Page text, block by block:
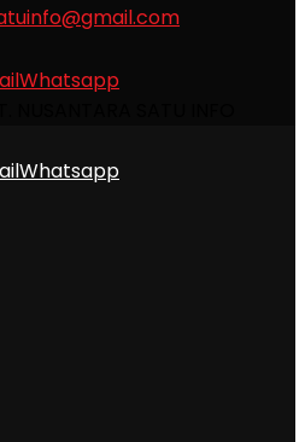
Whatsapp
Whatsapp